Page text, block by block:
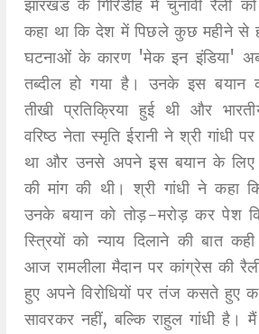
झारखंड के गिरिडीह में चुनावी रैली
कहा था कि देश में पिछले कुछ महीने से
घटनाओं के कारण 'मेक इन इंडिया'
तब्दील हो गया है। उनके इस
तीखी प्रतिक्रिया हुई थी और
वरिष्ठ नेता स्मृति ईरानी ने श्री गांधी
था और उनसे अपने इस बयान के लिए
की मांग की थी। श्री गांधी ने कहा
उनके बयान को तोड़-मरोड़ कर पेश
स्त्रियों को न्याय दिलाने की बात
आज रामलीला मैदान पर कांग्रेस की
हुए अपने विरोधियों पर तंज कसते हुए
सावरकर नहीं, बल्कि राहुल गांधी है।